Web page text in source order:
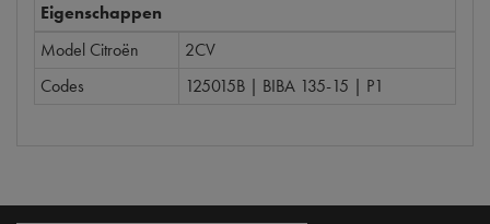
Eigenschappen
Model Citroën
2CV
Codes
125015B | BIBA 135-15 | P1